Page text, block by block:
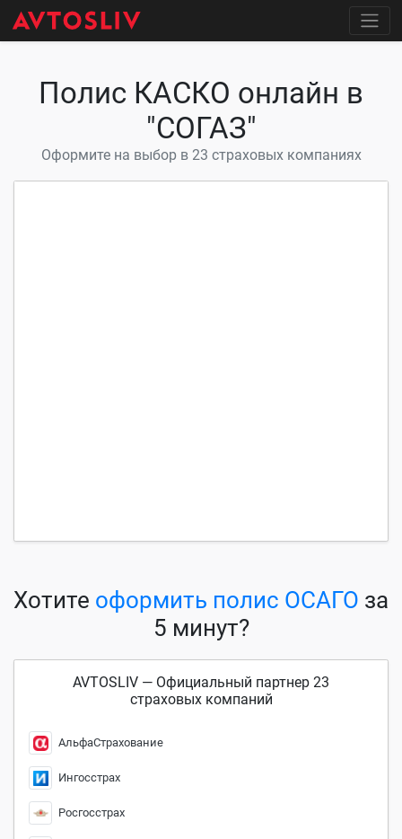
Полис КАСКО онлайн в
"СОГАЗ"
Оформите на выбор в 23 страховых компаниях
Хотите оформить полис ОСАГО за
5 минут?
AVTOSLIV — Официальный партнер 23
страховых компаний
АльфаСтрахование
Ингосстрах
Росгосстрах